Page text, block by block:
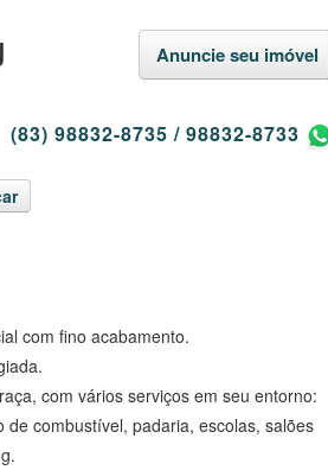
Anuncie seu imóvel
(83) 98832-8735 / 98832-8733
com fino acabamento.
com vários serviços em seu entorno:
de combustível, padaria, escolas, salões